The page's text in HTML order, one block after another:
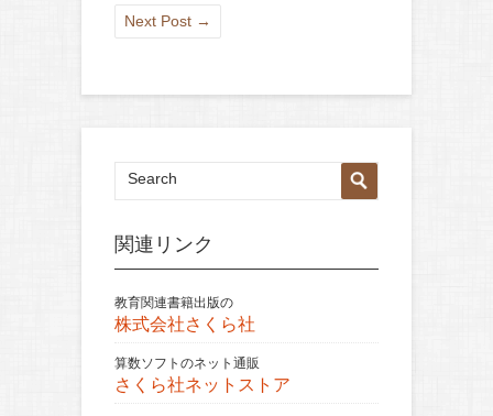
Next Post →
関連リンク
教育関連書籍出版の
株式会社さくら社
算数ソフトのネット通販
さくら社ネットストア